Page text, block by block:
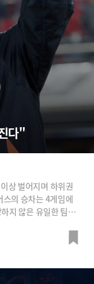
다"
상 벌어지며 하위권
의 승차는 4게임에
지 않은 유일한 팀일